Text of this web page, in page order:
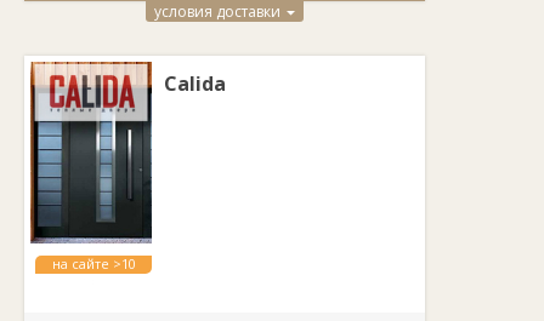
условия доставки
на сайте >10
Calida